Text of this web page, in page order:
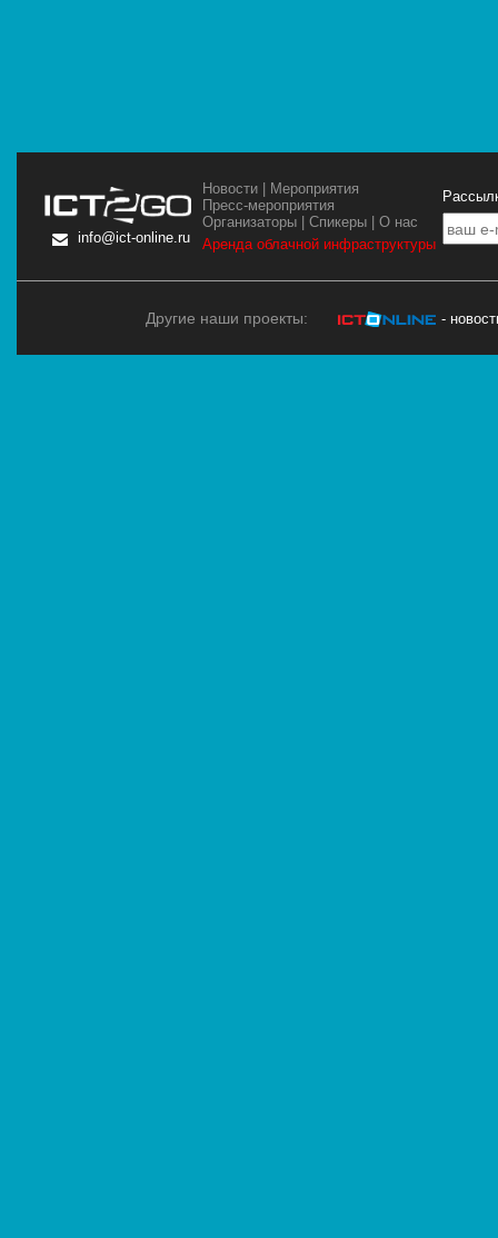
info@ict-online.ru
Новости
Мероприятия
Пресс-мероприятия
Организаторы |Спикеры |О нас
Аренда облачной инфраструктуры
Другие наши проекты: -